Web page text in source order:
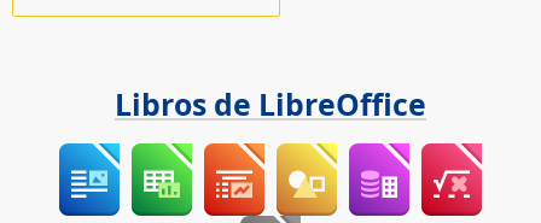
Libros de LibreOffice